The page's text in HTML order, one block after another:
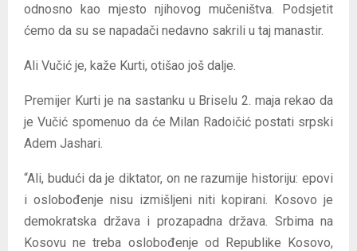
odnosno kao mjesto njihovog mučeništva. Podsjetit
ćemo da su se napadači nedavno sakrili u taj manastir.
Ali Vučić je, kaže Kurti, otišao još dalje.
Premijer Kurti je na sastanku u Briselu 2. maja rekao da
je Vučić spomenuo da će Milan Radoičić postati srpski
Adem Jashari.
“Ali, budući da je diktator, on ne razumije historiju: epovi
i oslobođenje nisu izmišljeni niti kopirani. Kosovo je
demokratska država i prozapadna država. Srbima na
Kosovu ne treba oslobođenje od Republike Kosovo,